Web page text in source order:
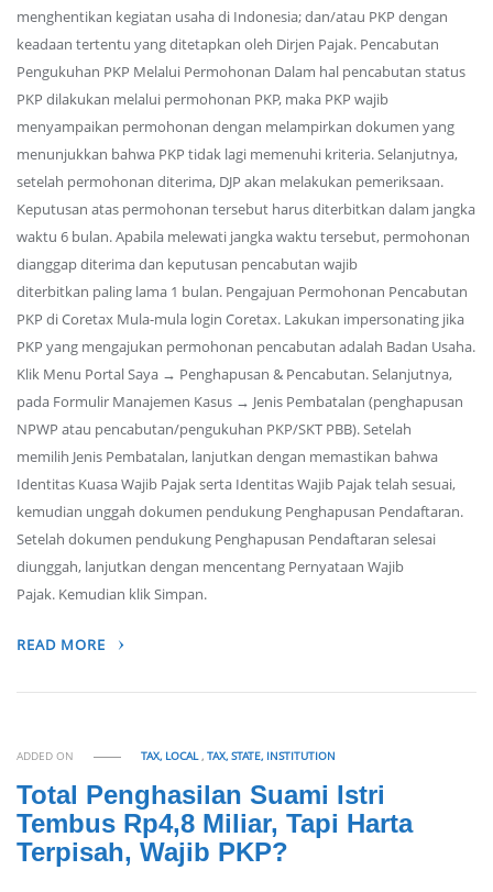
menghentikan kegiatan usaha di Indonesia; dan/atau PKP dengan
keadaan tertentu yang ditetapkan oleh Dirjen Pajak. Pencabutan
Pengukuhan PKP Melalui Permohonan Dalam hal pencabutan status
PKP dilakukan melalui permohonan PKP, maka PKP wajib
menyampaikan permohonan dengan melampirkan dokumen yang
menunjukkan bahwa PKP tidak lagi memenuhi kriteria. Selanjutnya,
setelah permohonan diterima, DJP akan melakukan pemeriksaan.
Keputusan atas permohonan tersebut harus diterbitkan dalam jangka
waktu 6 bulan. Apabila melewati jangka waktu tersebut, permohonan
dianggap diterima dan keputusan pencabutan wajib
diterbitkan paling lama 1 bulan. Pengajuan Permohonan Pencabutan
PKP di Coretax Mula-mula login Coretax. Lakukan impersonating jika
PKP yang mengajukan permohonan pencabutan adalah Badan Usaha.
Klik Menu Portal Saya → Penghapusan & Pencabutan. Selanjutnya,
pada Formulir Manajemen Kasus → Jenis Pembatalan (penghapusan
NPWP atau pencabutan/pengukuhan PKP/SKT PBB). Setelah
memilih Jenis Pembatalan, lanjutkan dengan memastikan bahwa
Identitas Kuasa Wajib Pajak serta Identitas Wajib Pajak telah sesuai,
kemudian unggah dokumen pendukung Penghapusan Pendaftaran.
Setelah dokumen pendukung Penghapusan Pendaftaran selesai
diunggah, lanjutkan dengan mencentang Pernyataan Wajib
Pajak. Kemudian klik Simpan.
READ MORE
ADDED ON TAX, LOCAL,TAX, STATE, INSTITUTION
Total Penghasilan Suami Istri
Tembus Rp4,8 Miliar, Tapi Harta
Terpisah, Wajib PKP?